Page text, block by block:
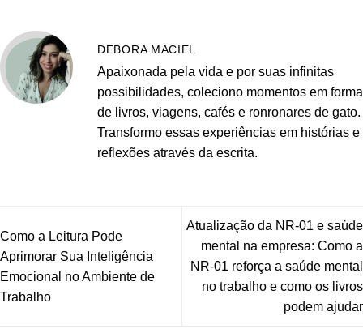
DEBORA MACIEL
Apaixonada pela vida e por suas infinitas
possibilidades, coleciono momentos em forma
de livros, viagens, cafés e ronronares de gato.
Transformo essas experiências em histórias e
reflexões através da escrita.
Como a Leitura Pode
Aprimorar Sua Inteligência
Emocional no Ambiente de
Trabalho
Atualização da NR-01 e saúde
mental na empresa: Como a
NR-01 reforça a saúde mental
no trabalho e como os livros
podem ajudar